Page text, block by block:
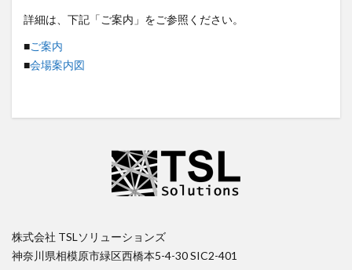
詳細は、下記「ご案内」をご参照ください。
■ご案内
■会場案内図
株式会社 TSLソリューションズ
神奈川県相模原市緑区西橋本5-4-30 SIC2-401